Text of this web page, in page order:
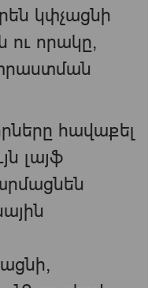
կփչացնի
ու որակը,
հավաքել
լայֆ